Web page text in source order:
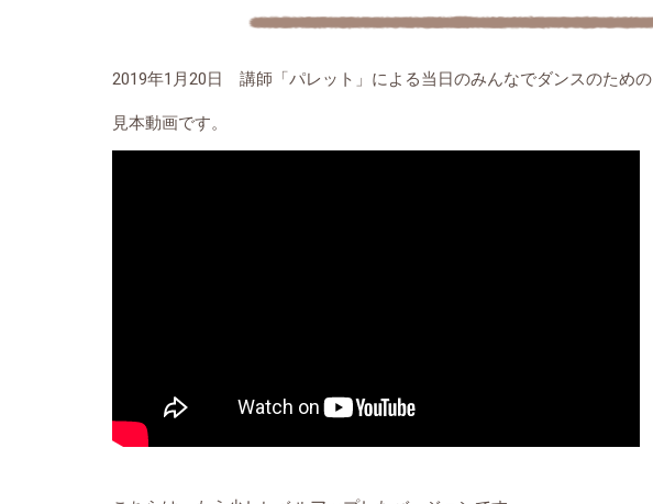
2019年1月20日 講師「パレット」による当日のみんなでダンスのための
見本動画です。